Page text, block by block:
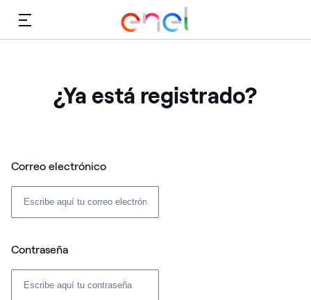
Menú
¿Ya está registrado?
Correo electrónico
Contraseña